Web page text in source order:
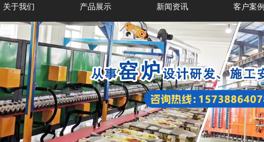
关于我们 产品展示 新闻资讯 客户案例